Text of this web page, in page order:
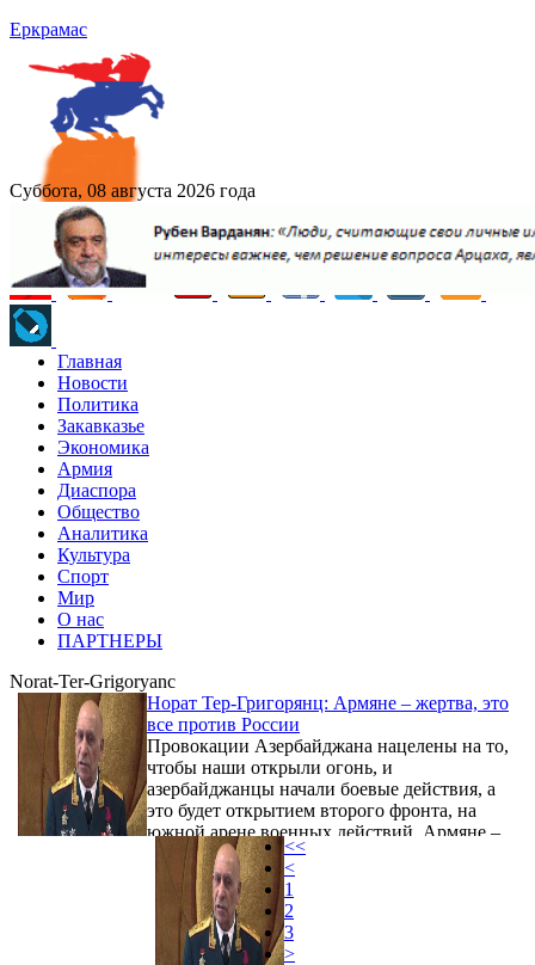
Еркрамас
Суббота, 08 августа 2026 года
Главная
Новости
Политика
Закавказье
Экономика
Армия
Диаспора
Общество
Аналитика
Культура
Спорт
Мир
О нас
ПАРТНЕРЫ
Norat-Ter-Grigoryanc
Норат Тер-Григорянц: Армяне – жертва, это
все против России
Провокации Азербайджана нацелены на то,
чтобы наши открыли огонь, и
азербайджанцы начали боевые действия, а
это будет открытием второго фронта, на
южной арене военных действий. Армяне –
жертва, это все против России. Об этом в
беседе с корреспондентом Новости
Армении – NEWS.am 6 марта заявил
бывший начальник Генштаба ВС Армении,
генерал-лейтенант Норат Тер-Григорянц.
<<
<
1
2
3
>